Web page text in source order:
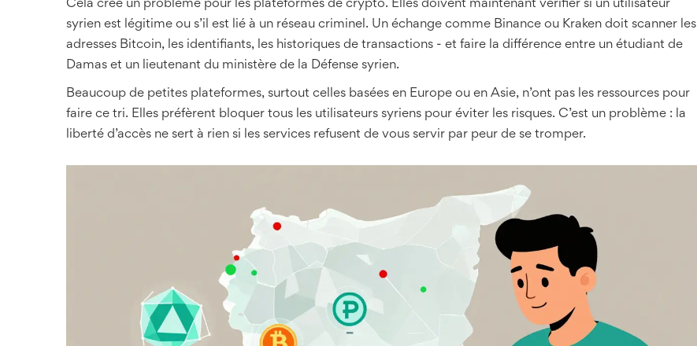
Cela crée un problème pour les plateformes de crypto. Elles doivent maintenant vérifier si un utilisateur
syrien est légitime ou s’il est lié à un réseau criminel. Un échange comme Binance ou Kraken doit scanner les
adresses Bitcoin, les identifiants, les historiques de transactions - et faire la différence entre un étudiant de
Damas et un lieutenant du ministère de la Défense syrien.
Beaucoup de petites plateformes, surtout celles basées en Europe ou en Asie, n’ont pas les ressources pour
faire ce tri. Elles préfèrent bloquer tous les utilisateurs syriens pour éviter les risques. C’est un problème : la
liberté d’accès ne sert à rien si les services refusent de vous servir par peur de se tromper.